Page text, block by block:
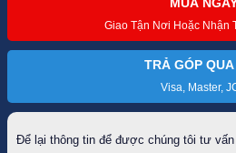
lượng
Giao Tận Nơi Hoặc Nhận
TRẢ GÓP
Visa, Master,
Để lại thông tin để được chúng tôi tư